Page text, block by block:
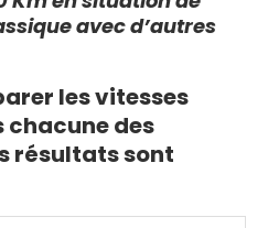
avec d’autres
les vitesses
chacune des
résultats sont